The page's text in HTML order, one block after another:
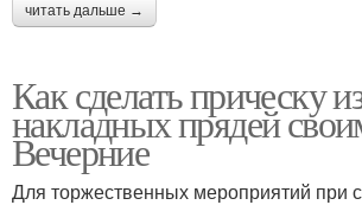
читать дальше →
Как сделать прическу
накладных прядей
Вечерние
Для торжественных мероприятий при